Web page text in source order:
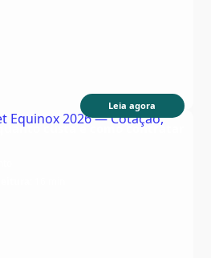
Leia agora
custa e como contratar